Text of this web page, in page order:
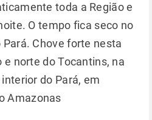
toda a Região e
O tempo fica seco no
Pará. Chove forte nesta
norte do Tocantins, na
do Pará, em
Amazonas